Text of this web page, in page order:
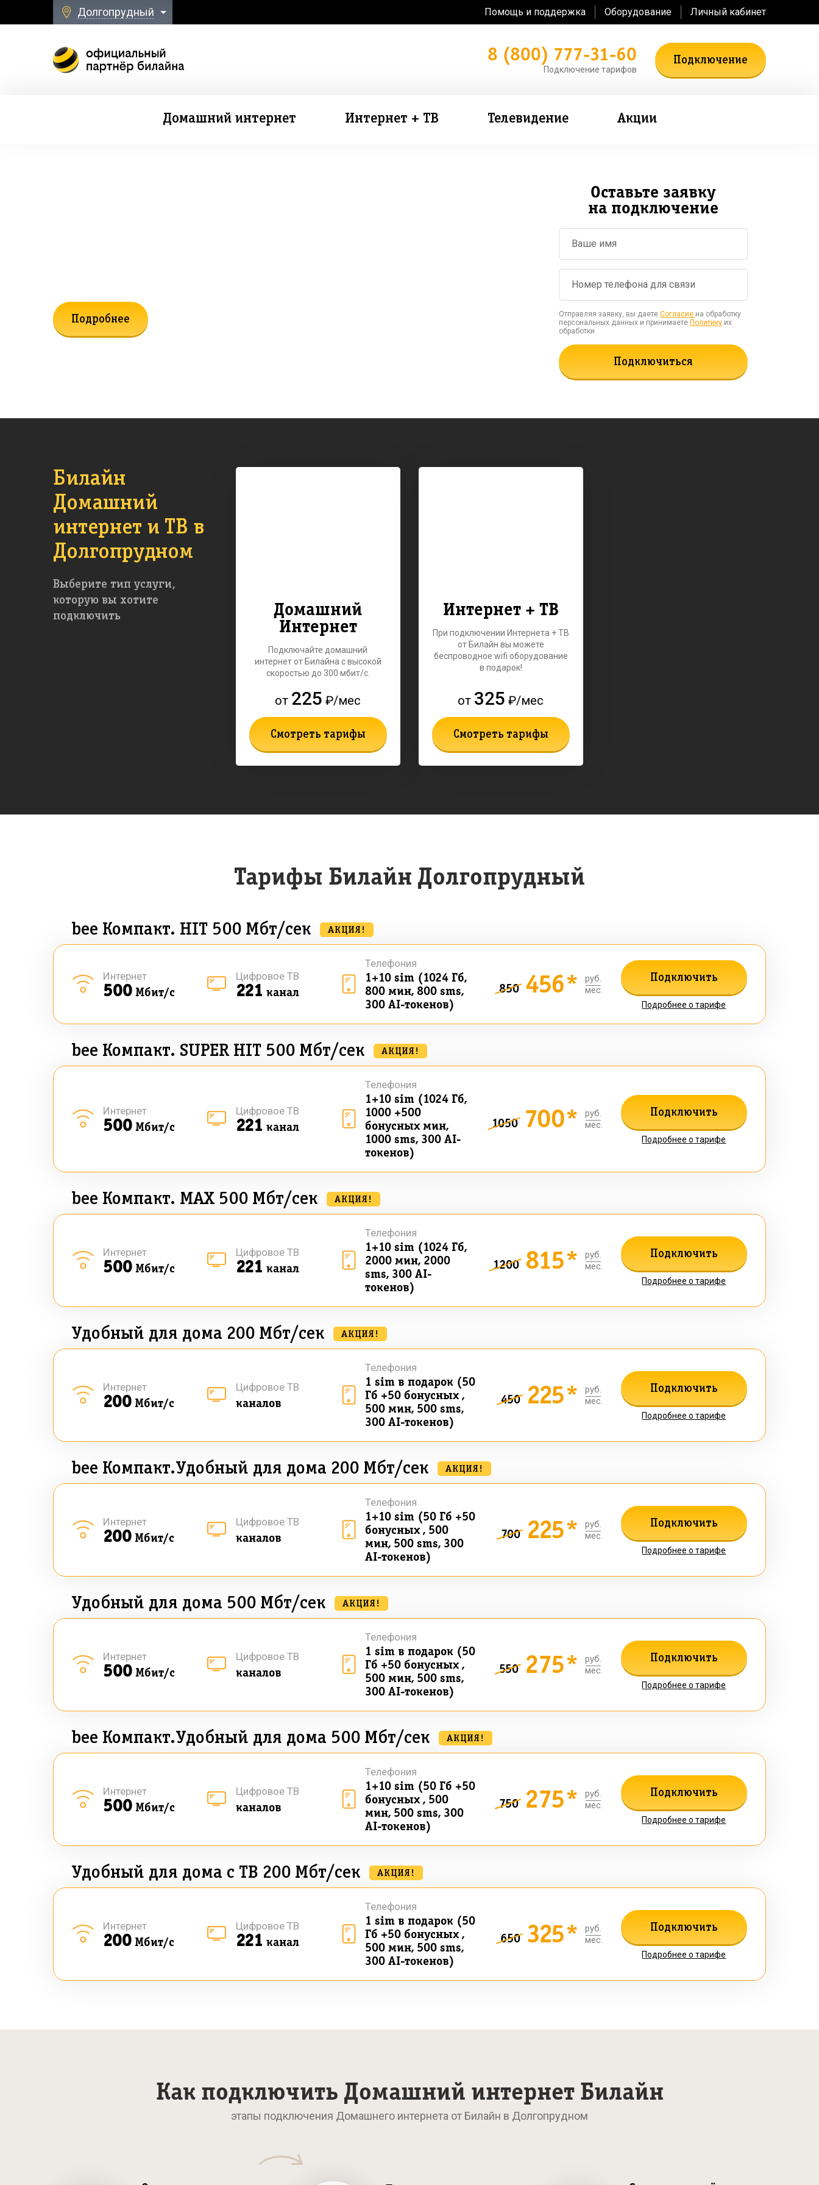
Долгопрудный Помощь и поддержка Оборудование Личный кабинет
8 (800) 777-31-60
Подключение тарифов
Подключение
Домашний интернет Интернет + ТВ Телевидение Акции
Подробнее
Оставьте заявку
на подключение
Отправляя заявку, вы даете Согласие на обработку
персональных данных и принимаете Политику их
обработки
Подключиться
Билайн
Домашний
интернет и ТВ в
Долгопрудном
Выберите тип услуги,
которую вы хотите
подключить
Домашний
Интернет
Подключайте домашний
интернет от Билайна с высокой
скоростью до 300 мбит/с.
от 225 ₽/мес
Смотреть тарифы
Интернет + ТВ
При подключении Интернета + ТВ
от Билайн вы можете
беспроводное wifi оборудование
в подарок!
от 325 ₽/мес
Смотреть тарифы
Тарифы Билайн Долгопрудный
bee Компакт. HIT 500 Мбт/сек АКЦИЯ!
500 Мбит/с
Интернет
221 канал
Цифровое ТВ
1+10 sim (1024 Гб,
800 мин, 800 sms,
300 AI-токенов)
Телефония
850 456*
руб.
мес.
Подключить
Подробнее о тарифе
bee Компакт. SUPER HIT 500 Мбт/сек АКЦИЯ!
500 Мбит/с
Интернет
221 канал
Цифровое ТВ
1+10 sim (1024 Гб,
1000 +500
бонусных мин,
1000 sms, 300 AI-
токенов)
Телефония
1050 700*
руб.
мес.
Подключить
Подробнее о тарифе
bee Компакт. MAX 500 Мбт/сек АКЦИЯ!
500 Мбит/с
Интернет
221 канал
Цифровое ТВ
1+10 sim (1024 Гб,
2000 мин, 2000
sms, 300 AI-
токенов)
Телефония
1200 815*
руб.
мес.
Подключить
Подробнее о тарифе
Удобный для дома 200 Мбт/сек АКЦИЯ!
200 Мбит/с
Интернет
каналов
Цифровое ТВ
1 sim в подарок (50
Гб +50 бонусных ,
500 мин, 500 sms,
300 AI-токенов)
Телефония
450 225*
руб.
мес.
Подключить
Подробнее о тарифе
bee Компакт.Удобный для дома 200 Мбт/сек АКЦИЯ!
200 Мбит/с
Интернет
каналов
Цифровое ТВ
1+10 sim (50 Гб +50
бонусных , 500
мин, 500 sms, 300
AI-токенов)
Телефония
700 225*
руб.
мес.
Подключить
Подробнее о тарифе
Удобный для дома 500 Мбт/сек АКЦИЯ!
500 Мбит/с
Интернет
каналов
Цифровое ТВ
1 sim в подарок (50
Гб +50 бонусных ,
500 мин, 500 sms,
300 AI-токенов)
Телефония
550 275*
руб.
мес.
Подключить
Подробнее о тарифе
bee Компакт.Удобный для дома 500 Мбт/сек АКЦИЯ!
500 Мбит/с
Интернет
каналов
Цифровое ТВ
1+10 sim (50 Гб +50
бонусных , 500
мин, 500 sms, 300
AI-токенов)
Телефония
750 275*
руб.
мес.
Подключить
Подробнее о тарифе
Удобный для дома с ТВ 200 Мбт/сек АКЦИЯ!
200 Мбит/с
Интернет
221 канал
Цифровое ТВ
1 sim в подарок (50
Гб +50 бонусных ,
500 мин, 500 sms,
300 AI-токенов)
Телефония
650 325*
руб.
мес.
Подключить
Подробнее о тарифе
Как подключить Домашний интернет Билайн
этапы подключения Домашнего интернета от Билайн в Долгопрудном